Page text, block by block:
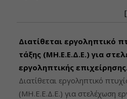
Διατίθεται εργοληπτικό
τάξης (ΜΗ.Ε.Ε.Δ.Ε.) για
εργοληπτικής επιχείρησης.
Διατίθεται εργοληπτικό
(ΜΗ.Ε.Ε.Δ.Ε.) για στελέχωση
Τιμή